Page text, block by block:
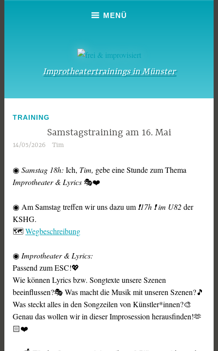
Improtheatertrainings in Münster
MENÜ
TRAINING
Samstagstraining am 16. Mai
14/05/2026 Tim
◉Samstag 18h: Ich, Tim, gebe eine Stunde zum Thema
Improtheater & Lyrics 🎭❤️
◉ Am Samstag treffen wir uns dazu um ❗17h ❗ im U82der
KSHG.
🗺️Wegbeschreibung
◉Improtheater & Lyrics:
Passend zum ESC!💖
Wie können Lyrics bzw. Songtexte unsere Szenen
beeinflussen?🎭 Was macht die Musik mit unseren Szenen?🎵
Was steckt alles in den Songzeilen von Künstler*innen?🎨
Genau das wollen wir in dieser Improsession herausfinden!🫶
🏻❤️